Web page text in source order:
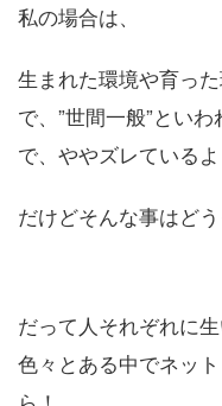
私の場合は、
生まれた環境や育っ
で、”世間一般”とい
で、ややズレているよ
だけどそんな事はど
だって人それぞれに
色々とある中でネッ